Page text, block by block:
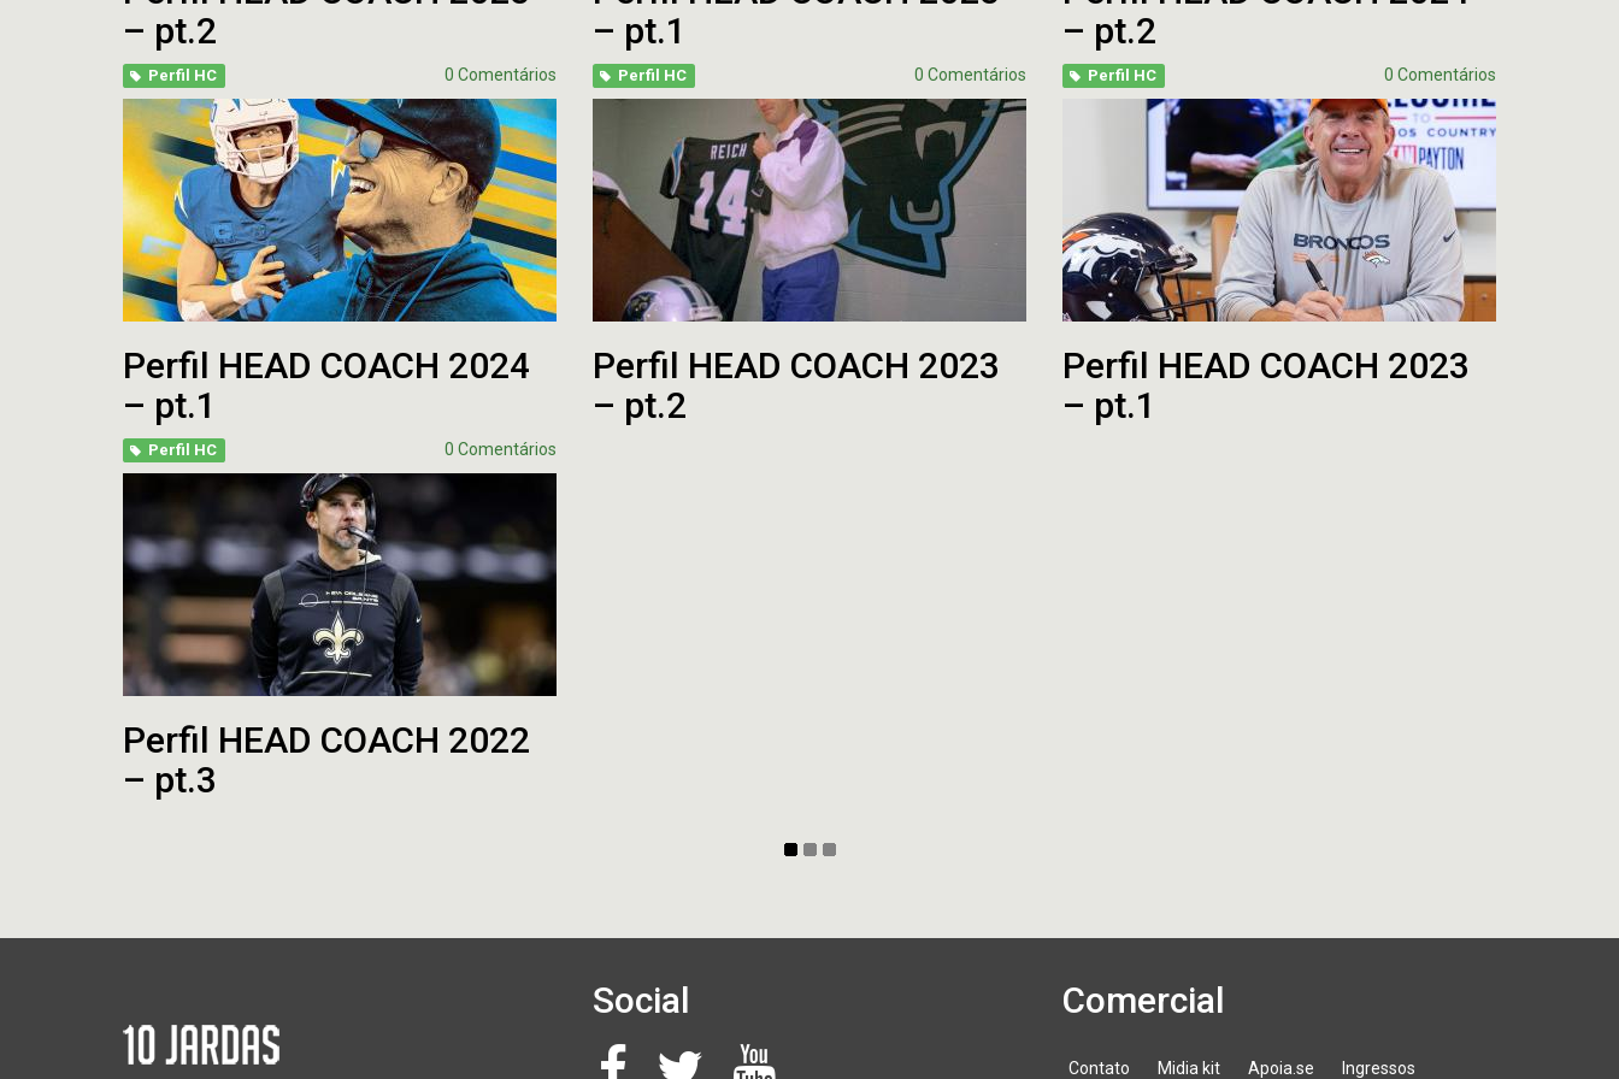
– pt.2
– pt.1
– pt.2
Perfil HC 0 Comentários
Perfil HEAD COACH 2024
– pt.1
Perfil HC 0 Comentários
Perfil HEAD COACH 2023
– pt.2
Perfil HC 0 Comentários
Perfil HEAD COACH 2023
– pt.1
Perfil HC 0 Comentários
Perfil HEAD COACH 2022
– pt.3
Social Comercial
Contato Midia kit Apoia.se Ingressos